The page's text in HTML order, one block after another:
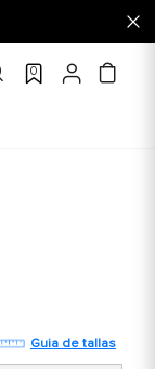
0
Guia de tallas